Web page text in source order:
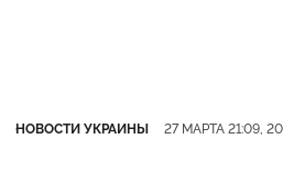
НОВОСТИ УКРАИНЫ 27 МАРТА 21:09,